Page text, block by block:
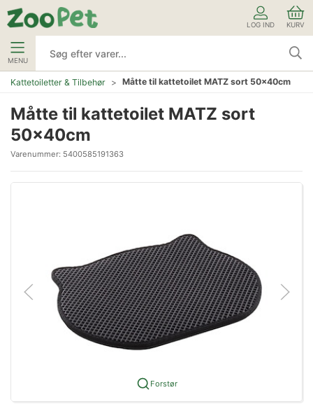
LOG IND KURV
MENU
Kattetoiletter & Tilbehør Måtte til kattetoilet MATZ sort 50x40cm
Måtte til kattetoilet MATZ sort
50x40cm
Varenummer: 5400585191363
Forstør